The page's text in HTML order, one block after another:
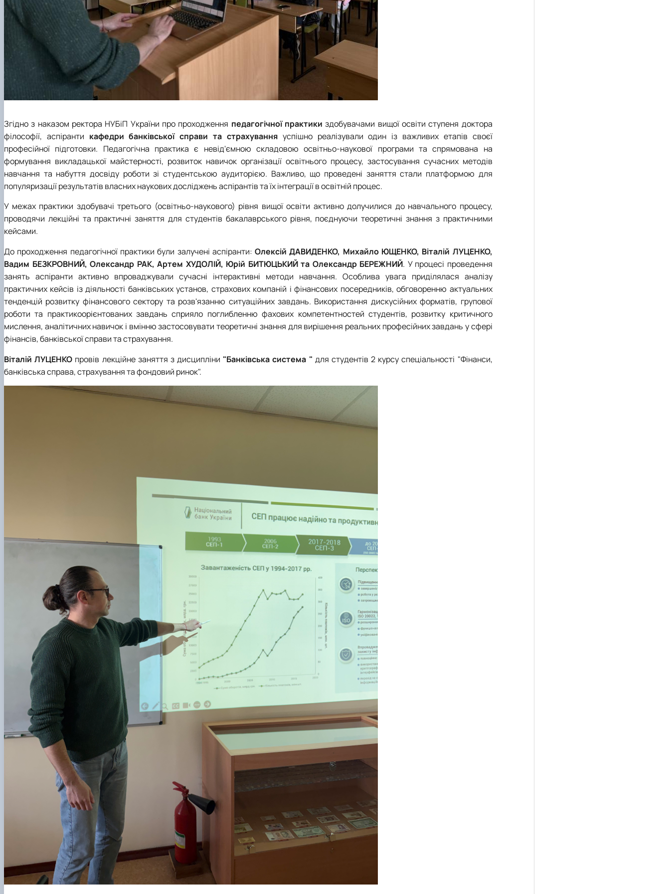
Згідно з наказом ректора НУБіП України про проходження педагогічної практики здобувачами вищої освіти ступеня доктора
філософії, аспіранти кафедри банківської справи та страхуванняуспішно реалізували один із важливих етапів своєї
професійної підготовки. Педагогічна практика є невід'ємною складовою освітньо-наукової програми та спрямована на
формування викладацької майстерності, розвиток навичок організації освітнього процесу, застосування сучасних методів
навчання та набуття досвіду роботи зі студентською аудиторією. Важливо, що проведені заняття стали платформою для
популяризації результатів власних наукових досліджень аспірантів та їх інтеграції в освітній процес.
У межах практики здобувачі третього (освітньо-наукового) рівня вищої освіти активно долучилися до навчального процесу,
проводячи лекційні та практичні заняття для студентів бакалаврського рівня, поєднуючи теоретичні знання з практичними
кейсами.
До проходження педагогічної практики були залучені аспіранти:Олексій ДАВИДЕНКО, Михайло ЮЩЕНКО, Віталій ЛУЦЕНКО,
Вадим БЕЗКРОВНИЙ, Олександр РАК, Артем ХУДОЛІЙ, Юрій БИТЮЦЬКИЙ та Олександр БЕРЕЖНИЙ. У процесі проведення
занять аспіранти активно впроваджували сучасні інтерактивні методи навчання. Особлива увага приділялася аналізу
практичних кейсів із діяльності банківських установ, страхових компаній і фінансових посередників, обговоренню актуальних
тенденцій розвитку фінансового сектору та розв'язанню ситуаційних завдань. Використання дискусійних форматів, групової
роботи та практикоорієнтованих завдань сприяло поглибленню фахових компетентностей студентів, розвитку критичного
мислення, аналітичних навичок і вмінню застосовувати теоретичні знання для вирішення реальних професійних завдань у сфері
фінансів, банківської справи та страхування.
Віталій ЛУЦЕНКО провів лекційне заняття з дисципліни "Банківська система " для студентів 2 курсу спеціальності "Фінанси,
банківська справа, страхування та фондовий ринок".